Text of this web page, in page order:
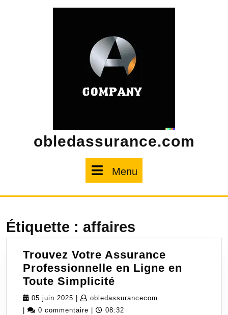
obledassurance.com
Menu
Étiquette : affaires
Trouvez Votre Assurance
Professionnelle en Ligne en
Toute Simplicité
Votre
Assurance
05 juin 2025 05
juin
obledassurancecom
0 commentaire 08:32